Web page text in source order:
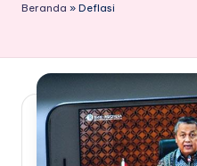
Beranda » Deflasi